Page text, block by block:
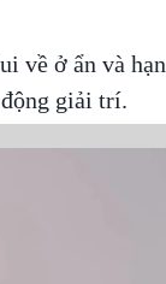
về ở ẩn và hạn
giải trí.